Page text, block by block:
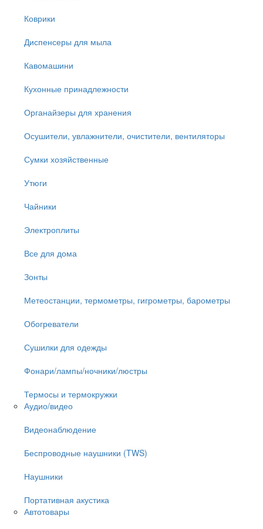
Коврики
Диспенсеры для мыла
Кавомашини
Кухонные принадлежности
Органайзеры для хранения
Осушители, увлажнители, очистители, вентиляторы
Сумки хозяйственные
Утюги
Чайники
Электроплиты
Все для дома
Зонты
Метеостанции, термометры, гигрометры, барометры
Обогреватели
Сушилки для одежды
Фонари/лампы/ночники/люстры
Термосы и термокружки
Аудио/видео
Видеонаблюдение
Беспроводные наушники (TWS)
Наушники
Портативная акустика
Автотовары